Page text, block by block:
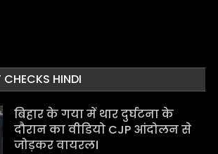
CHECKS HINDI
बिहार के गया में थार दुर्घटना के
दौरान का वीडियो CJP आंदोलन से
जोड़कर वायरल।